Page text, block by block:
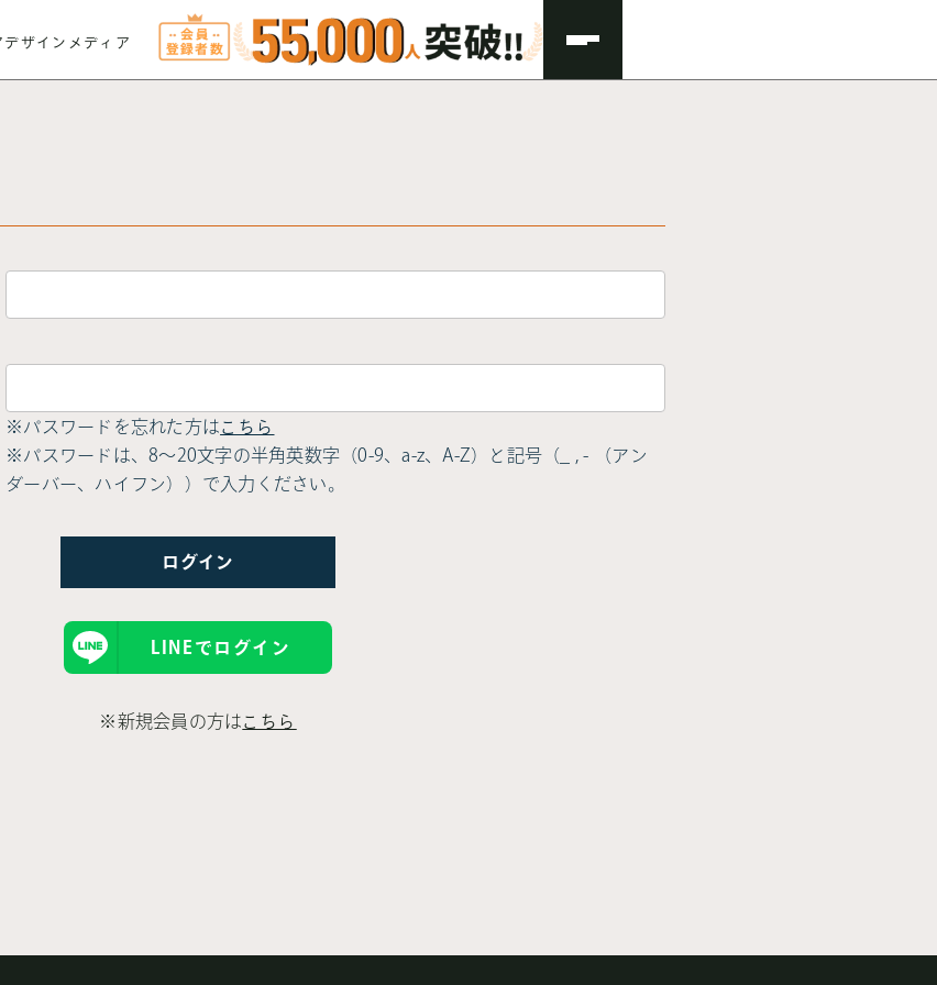
デザインメディア
※パスワードを忘れた方は こちら
※パスワードは、8〜20文字の半角英数字（0-9、a-z、A-Z）と記号（_ , - （アン
ダーバー、ハイフン））で入力ください。
LINEでログイン
※新規会員の方は こちら